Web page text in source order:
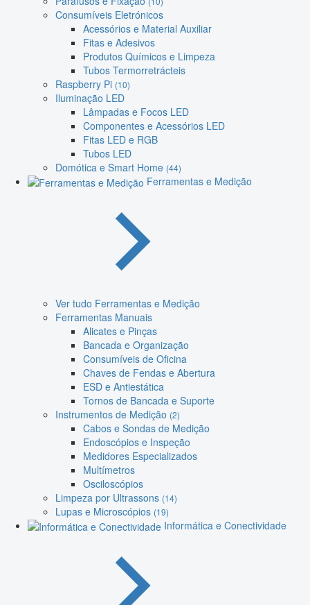
Consumíveis Eletrónicos
Acessórios e Material Auxiliar
Fitas e Adesivos
Produtos Químicos e Limpeza
Tubos Termorretrácteis
Raspberry Pi (10)
Iluminação LED
Lâmpadas e Focos LED
Componentes e Acessórios LED
Fitas LED e RGB
Tubos LED
Domótica e Smart Home (44)
Ferramentas e Medição
Ver tudo Ferramentas e Medição
Ferramentas Manuais
Alicates e Pinças
Bancada e Organização
Consumíveis de Oficina
Chaves de Fendas e Abertura
ESD e Antiestática
Tornos de Bancada e Suporte
Instrumentos de Medição (2)
Cabos e Sondas de Medição
Endoscópios e Inspeção
Medidores Especializados
Multímetros
Osciloscópios
Limpeza por Ultrassons (14)
Lupas e Microscópios (19)
Informática e Conectividade